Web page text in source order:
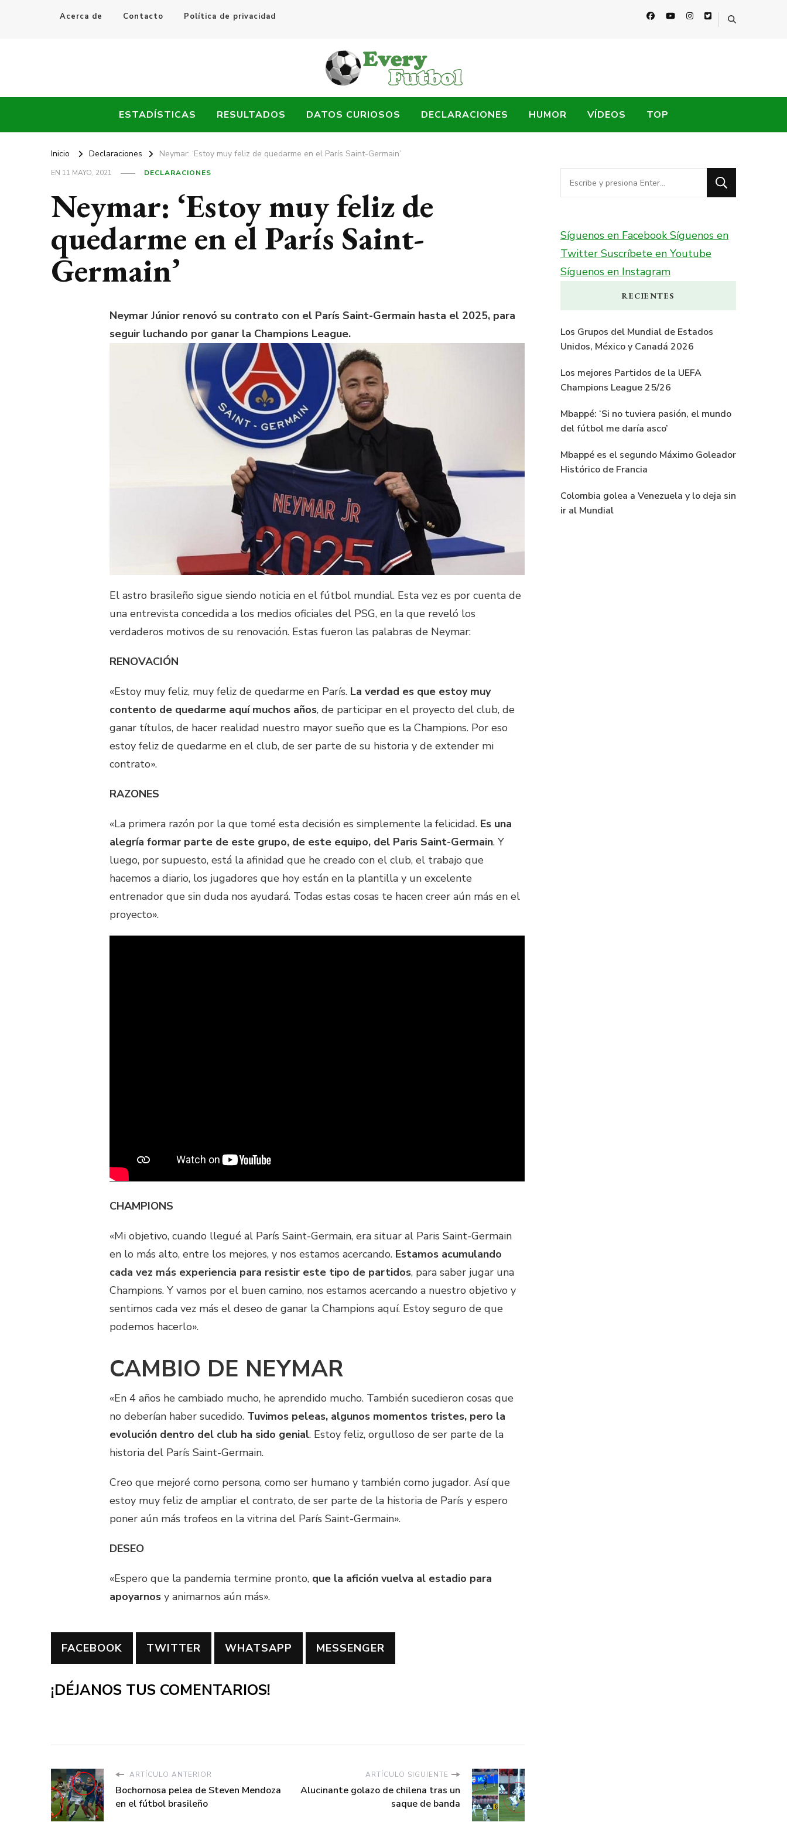
Acerca de Contacto Política de privacidad
Every Fútbol
ESTADÍSTICAS RESULTADOS DATOS CURIOSOS DECLARACIONES HUMOR VÍDEOS TOP
Inicio Declaraciones Neymar: ‘Estoy muy feliz de quedarme en el París Saint-Germain’
EN 11 MAYO, 2021 DECLARACIONES
Neymar: ‘Estoy muy feliz de
quedarme en el París Saint-
Germain’
Neymar Júnior renovó su contrato con el París Saint-Germain hasta el 2025, para
seguir luchando por ganar la Champions League.
El astro brasileño sigue siendo noticia en el fútbol mundial. Esta vez es por cuenta de
una entrevista concedida a los medios oficiales del PSG, en la que reveló los
verdaderos motivos de su renovación. Estas fueron las palabras de Neymar:
RENOVACIÓN
«Estoy muy feliz, muy feliz de quedarme en París. La verdad es que estoy muy
contento de quedarme aquí muchos años, de participar en el proyecto del club, de
ganar títulos, de hacer realidad nuestro mayor sueño que es la Champions. Por eso
estoy feliz de quedarme en el club, de ser parte de su historia y de extender mi
contrato».
RAZONES
«La primera razón por la que tomé esta decisión es simplemente la felicidad. Es una
alegría formar parte de este grupo, de este equipo, del Paris Saint-Germain. Y
luego, por supuesto, está la afinidad que he creado con el club, el trabajo que
hacemos a diario, los jugadores que hoy están en la plantilla y un excelente
entrenador que sin duda nos ayudará. Todas estas cosas te hacen creer aún más en el
proyecto».
CHAMPIONS
«Mi objetivo, cuando llegué al París Saint-Germain, era situar al Paris Saint-Germain
en lo más alto, entre los mejores, y nos estamos acercando. Estamos acumulando
cada vez más experiencia para resistir este tipo de partidos, para saber jugar una
Champions. Y vamos por el buen camino, nos estamos acercando a nuestro objetivo y
sentimos cada vez más el deseo de ganar la Champions aquí. Estoy seguro de que
podemos hacerlo».
CAMBIO DE NEYMAR
«En 4 años he cambiado mucho, he aprendido mucho. También sucedieron cosas que
no deberían haber sucedido. Tuvimos peleas, algunos momentos tristes, pero la
evolución dentro del club ha sido genial. Estoy feliz, orgulloso de ser parte de la
historia del París Saint-Germain.
Creo que mejoré como persona, como ser humano y también como jugador. Así que
estoy muy feliz de ampliar el contrato, de ser parte de la historia de París y espero
poner aún más trofeos en la vitrina del París Saint-Germain».
DESEO
«Espero que la pandemia termine pronto, que la afición vuelva al estadio para
apoyarnos y animarnos aún más».
FACEBOOK TWITTER WHATSAPP MESSENGER
¡DÉJANOS TUS COMENTARIOS!
ARTÍCULO ANTERIOR
Bochornosa pelea de Steven Mendoza
en el fútbol brasileño
ARTÍCULO SIGUIENTE
Alucinante golazo de chilena tras un
saque de banda
¿Buscas
algo?
Síguenos en FacebookSíguenos en
Twitter Suscríbete en Youtube
Síguenos en Instagram
RECIENTES
Los Grupos del Mundial de Estados
Unidos, México y Canadá 2026
Los mejores Partidos de la UEFA
Champions League 25/26
Mbappé: ‘Si no tuviera pasión, el mundo
del fútbol me daría asco’
Mbappé es el segundo Máximo Goleador
Histórico de Francia
Colombia golea a Venezuela y lo deja sin
ir al Mundial